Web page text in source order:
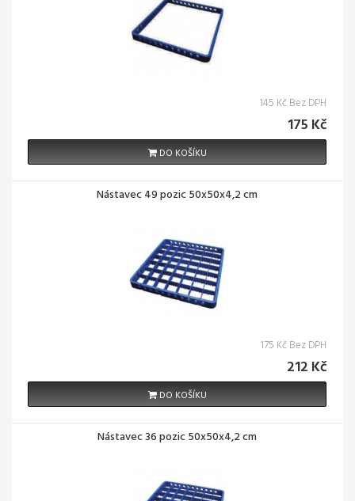
145 Kč Bez DPH
175 Kč
DO KOŠÍKU
Nástavec 49 pozic 50x50x4,2 cm
175 Kč Bez DPH
212 Kč
DO KOŠÍKU
Nástavec 36 pozic 50x50x4,2 cm